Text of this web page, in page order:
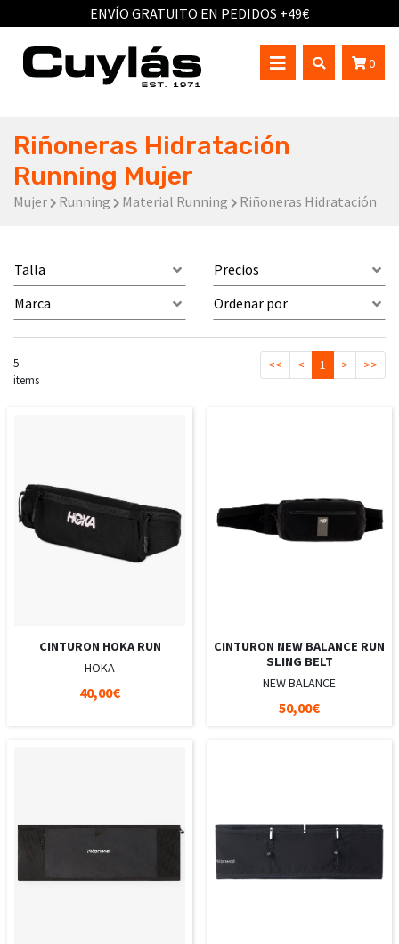
ENVÍO GRATUITO EN PEDIDOS +49€
0
Riñoneras Hidratación
Running Mujer
Mujer Running Material Running Riñoneras Hidratación
Talla
Precios
Marca
Ordenar por
5
items
<< < 1 > >>
CINTURON HOKA RUN
HOKA
40,00€
CINTURON NEW BALANCE RUN
SLING BELT
NEW BALANCE
50,00€